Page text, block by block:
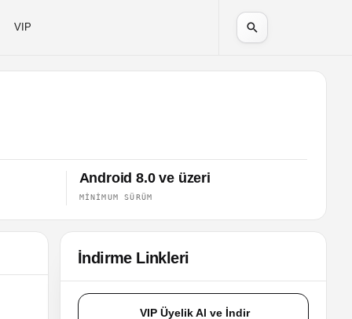
VIP
Android 8.0 ve üzeri
MINIMUM SÜRÜM
İndirme Linkleri
VIP Üyelik Al ve İndir